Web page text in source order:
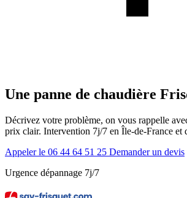
Une panne de chaudière
Décrivez votre problème, on vous rappelle
prix clair. Intervention 7j/7 en Île-de-France et
Appeler le 06 44 64 51 25 Demander un devis
Urgence dépannage 7j/7